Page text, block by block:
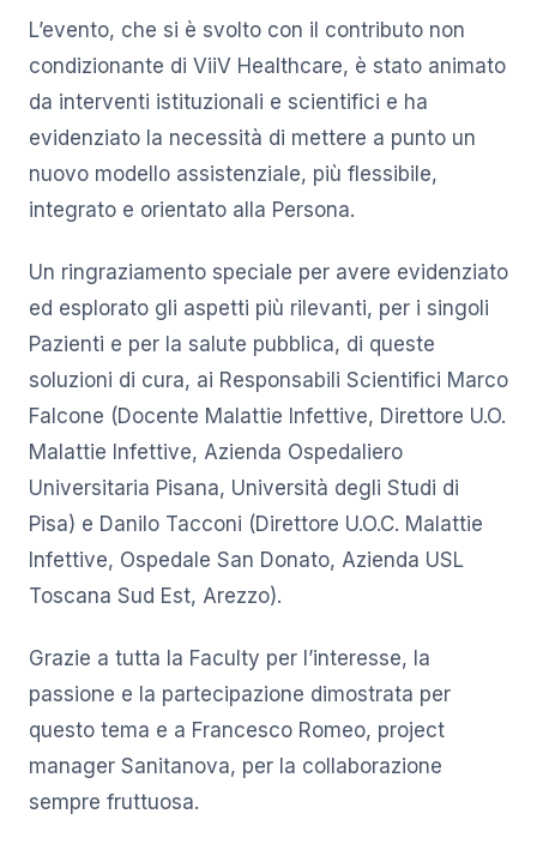
L’evento, che si è svolto con il contributo non
condizionante di ViiV Healthcare, è stato animato
da interventi istituzionali e scientifici e ha
evidenziato la necessità di mettere a punto un
nuovo modello assistenziale, più flessibile,
integrato e orientato alla Persona.
Un ringraziamento speciale per avere evidenziato
ed esplorato gli aspetti più rilevanti, per i singoli
Pazienti e per la salute pubblica, di queste
soluzioni di cura, ai Responsabili Scientifici Marco
Falcone (Docente Malattie Infettive, Direttore U.O.
Malattie Infettive, Azienda Ospedaliero
Universitaria Pisana, Università degli Studi di
Pisa) e Danilo Tacconi (Direttore U.O.C. Malattie
Infettive, Ospedale San Donato, Azienda USL
Toscana Sud Est, Arezzo).
Grazie a tutta la Faculty per l’interesse, la
passione e la partecipazione dimostrata per
questo tema e a Francesco Romeo, project
manager Sanitanova, per la collaborazione
sempre fruttuosa.